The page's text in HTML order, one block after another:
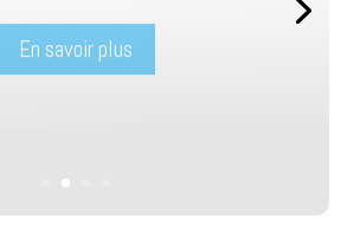
En savoir plus